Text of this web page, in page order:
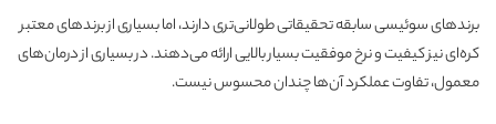
برندهای سوئیسی سابقه تحقیقاتی طولانی‌تری دارند، اما بسیاری از برندهای معتبر
کره‌ای نیز کیفیت و نرخ موفقیت بسیار بالایی ارائه می‌دهند. در بسیاری از درمان‌های
معمول، تفاوت عملکرد آن‌ها چندان محسوس نیست.